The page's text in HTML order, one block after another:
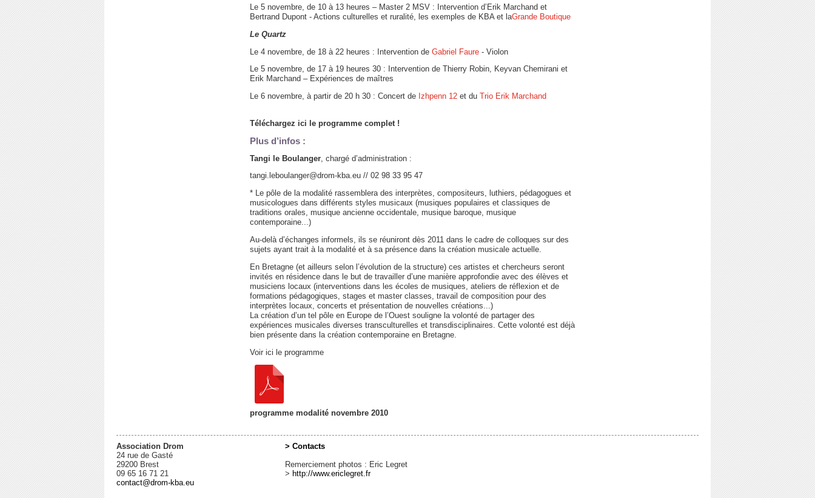
Le 5 novembre, de 10 à 13 heures – Master 2 MSV : Intervention d’Erik Marchand et
Bertrand Dupont - Actions culturelles et ruralité, les exemples de KBA et laGrande Boutique
Le Quartz
Le 4 novembre, de 18 à 22 heures : Intervention de Gabriel Faure - Violon
Le 5 novembre, de 17 à 19 heures 30 : Intervention de Thierry Robin, Keyvan Chemirani et
Erik Marchand – Expériences de maîtres
Le 6 novembre, à partir de 20 h 30 : Concert de Izhpenn 12 et du Trio Erik Marchand
Téléchargez ici le programme complet !
Plus d’infos :
Tangi le Boulanger , chargé d’administration :
tangi.leboulanger@drom-kba.eu // 02 98 33 95 47
* Le pôle de la modalité rassemblera des interprètes, compositeurs, luthiers, pédagogues et
musicologues dans différents styles musicaux (musiques populaires et classiques de
traditions orales, musique ancienne occidentale, musique baroque, musique
contemporaine...)
Au-delà d’échanges informels, ils se réuniront dès 2011 dans le cadre de colloques sur des
sujets ayant trait à la modalité et à sa présence dans la création musicale actuelle.
En Bretagne (et ailleurs selon l’évolution de la structure) ces artistes et chercheurs seront
invités en résidence dans le but de travailler d’une manière approfondie avec des élèves et
musiciens locaux (interventions dans les écoles de musiques, ateliers de réflexion et de
formations pédagogiques, stages et master classes, travail de composition pour des
interprètes locaux, concerts et présentation de nouvelles créations...)
La création d’un tel pôle en Europe de l’Ouest souligne la volonté de partager des
expériences musicales diverses transculturelles et transdisciplinaires. Cette volonté est déjà
bien présente dans la création contemporaine en Bretagne.
Voir ici le programme
programme modalité novembre 2010
Association Drom
24 rue de Gasté
29200 Brest
09 65 16 71 21
contact@drom-kba.eu
> Contacts
Remerciement photos : Eric Legret
> http://www.ericlegret.fr